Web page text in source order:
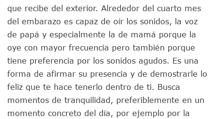
que recibe del exterior. Alrededor del cuarto mes
del embarazo es capaz de oír los sonidos, la voz
de papá y especialmente la de mamá porque la
oye con mayor frecuencia pero también porque
tiene preferencia por los sonidos agudos. Es una
forma de afirmar su presencia y de demostrarle lo
feliz que te hace tenerlo dentro de ti. Busca
momentos de tranquilidad, preferiblemente en un
momento concreto del día, por ejemplo por la